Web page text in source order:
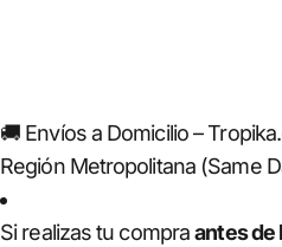
🚚 Envíos a Domicilio –
Región Metropolitana (Same
Si realizas tu compraantes de